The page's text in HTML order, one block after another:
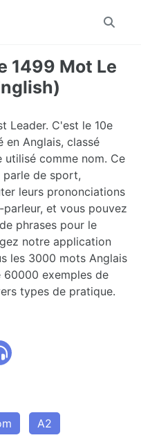
Toggle
1499 Mot Le
Leader. C'est le 10e
en Anglais, classé
comme nom. Ce
de sport,
leurs prononciations
et vous pouvez
phrases pour le
notre application
les 3000 mots Anglais
60000 exemples de
types de pratique.
A2